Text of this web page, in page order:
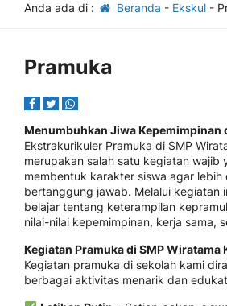
Anda ada di : Beranda - Ekskul-
Pramuka
Menumbuhkan Jiwa Kepemimpinan
Ekstrakurikuler Pramuka di SMP
merupakan salah satu kegiatan wajib
membentuk karakter siswa agar lebih
bertanggung jawab. Melalui kegiatan
belajar tentang keterampilan
nilai-nilai kepemimpinan, kerja sama,
Kegiatan Pramuka di SMP Wiratama
Kegiatan pramuka di sekolah kami
berbagai aktivitas menarik dan